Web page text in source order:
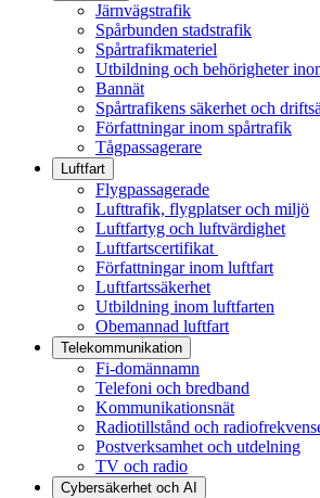
Järnvägstrafik
Spårbunden stadstrafik
Spårtrafikmateriel
Utbildning och behörigheter
Bannät
Spårtrafikens säkerhet och
Författningar inom spårtrafik
Tågpassagerare
Luftfart
Flygpassagerade
Lufttrafik, flygplatser och miljö
Luftfartyg och luftvärdighet
Luftfartscertifikat
Författningar inom luftfart
Luftfartssäkerhet
Utbildning inom luftfarten
Obemannad luftfart
Telekommunikation
Fi-domännamn
Telefoni och bredband
Kommunikationsnät
Radiotillstånd och
Postverksamhet och utdelning
TV och radio
Cybersäkerhet och AI